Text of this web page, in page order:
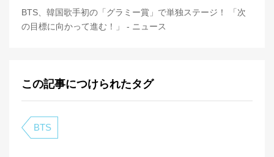
BTS、韓国歌手初の「グラミー賞」で単独ステージ！ 「次
の目標に向かって進む！」 - ニュース
この記事につけられたタグ
BTS